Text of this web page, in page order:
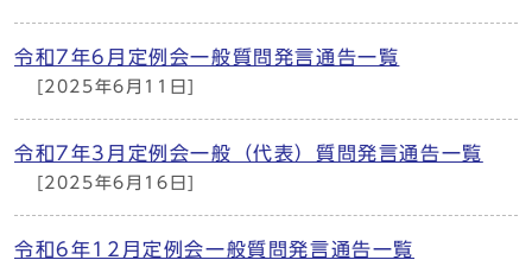
令和7年6月定例会一般質問発言通告一覧
[2025年6月11日]
令和7年3月定例会一般（代表）質問発言通告一覧
[2025年6月16日]
令和6年12月定例会一般質問発言通告一覧